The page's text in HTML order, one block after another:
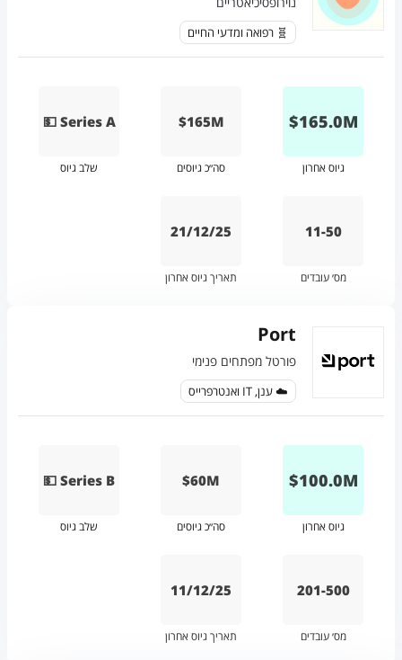
🧬 רפואה ומדעי החיים
M
165.0
$
גיוס אחרון
$165M
סה״כ גיוסים
💵 Series A
שלב גיוס
11-50
מס׳ עובדים
21/12/25
תאריך גיוס אחרון
Port
פורטל מפתחים פנימי
☁️ ענן, IT ואנטרפרייס
M
100.0
$
גיוס אחרון
$60M
סה״כ גיוסים
💵 Series B
שלב גיוס
201-500
מס׳ עובדים
11/12/25
תאריך גיוס אחרון